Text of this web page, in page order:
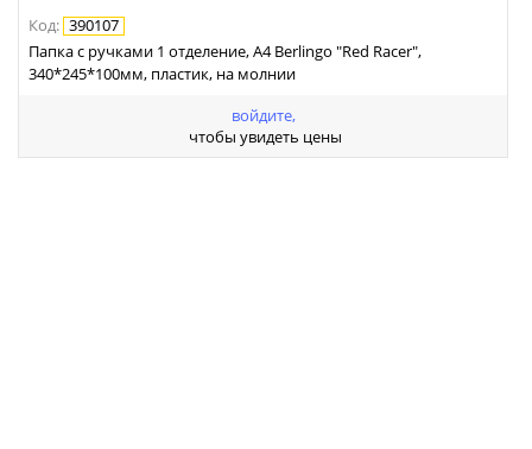
Код: 390107
Папка с ручками 1 отделение, А4 Berlingo "Red Racer",
340*245*100мм, пластик, на молнии
войдите,
чтобы увидеть цены